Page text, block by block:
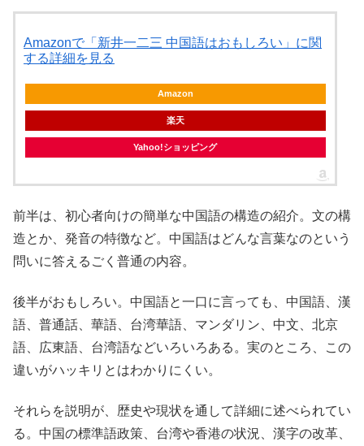
Amazonで「新井一二三 中国語はおもしろい」に関
する詳細を見る
Amazon
楽天
Yahoo!ショッピング
前半は、初心者向けの簡単な中国語の構造の紹介。文の構
造とか、発音の特徴など。中国語はどんな言葉なのという
問いに答えるごく普通の内容。
後半がおもしろい。中国語と一口に言っても、中国語、漢
語、普通話、華語、台湾華語、マンダリン、中文、北京
語、広東語、台湾語などいろいろある。実のところ、この
違いがハッキリとはわかりにくい。
それらを説明が、歴史や現状を通して詳細に述べられてい
る。中国の標準語政策、台湾や香港の状況、漢字の改革、